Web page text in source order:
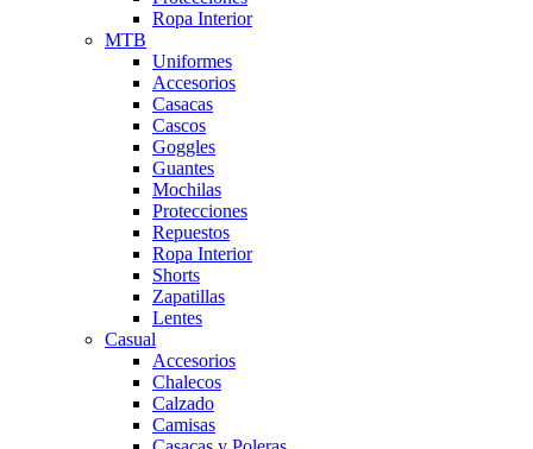
Ropa Interior
MTB
Uniformes
Accesorios
Casacas
Cascos
Goggles
Guantes
Mochilas
Protecciones
Repuestos
Ropa Interior
Shorts
Zapatillas
Lentes
Casual
Accesorios
Chalecos
Calzado
Camisas